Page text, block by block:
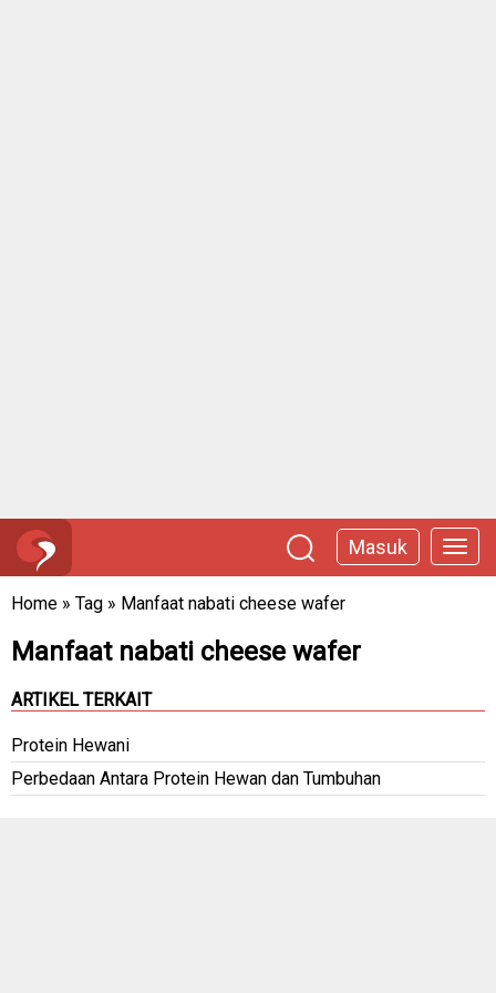
Masuk
Home » Tag » Manfaat nabati cheese wafer
Manfaat nabati cheese wafer
ARTIKEL TERKAIT
Protein Hewani
Perbedaan Antara Protein Hewan dan Tumbuhan